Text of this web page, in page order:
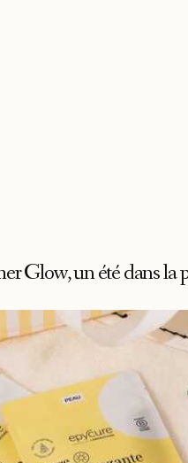
Glow, un été dans la